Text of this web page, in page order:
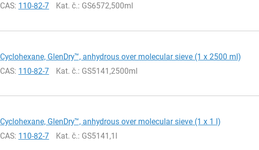
CAS: 110-82-7 Kat. č.: GS6572,500ml
Cyclohexane, GlenDry™, anhydrous over molecular sieve (1 x 2500 ml)
CAS: 110-82-7 Kat. č.: GS5141,2500ml
Cyclohexane, GlenDry™, anhydrous over molecular sieve (1 x 1 l)
CAS: 110-82-7 Kat. č.: GS5141,1l